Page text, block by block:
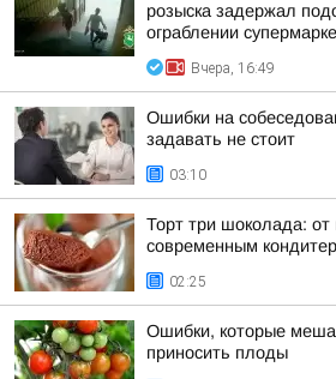
розыска задержал
ограблении
Вчера, 16:49
Ошибки на
задавать не стоит
03:10
Торт три шоколада: от
современным
02:25
Ошибки, которые
приносить плоды